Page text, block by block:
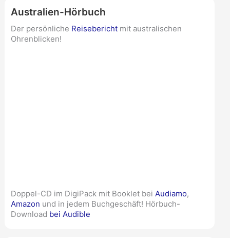
Australien-Hörbuch
Der persönliche Reiseberichtmit australischen
Ohrenblicken!
Doppel-CD im DigiPack mit Booklet bei Audiamo,
Amazon und in jedem Buchgeschäft! Hörbuch-
Download bei Audible